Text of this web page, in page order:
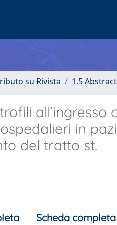
su Rivista 1.5
in
del tratto st.
Scheda